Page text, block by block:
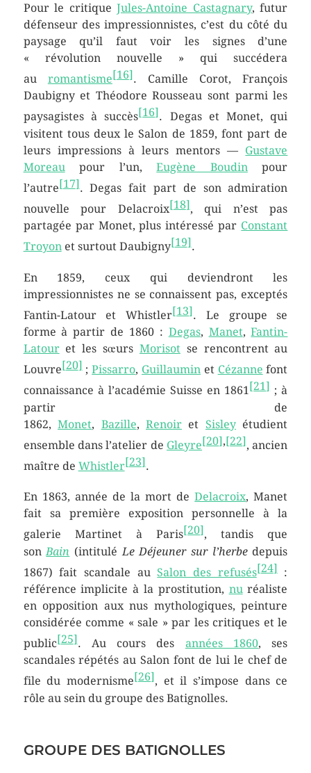
Pour le critiqueJules-Antoine Castagnary, futur
défenseur des impressionnistes, c’est du côté du
paysage qu’il faut voir les signes d’une
« révolution nouvelle » qui succédera
au romantisme[16]. Camille Corot, François
Daubigny et Théodore Rousseau sont parmi les
paysagistes à succès[16]. Degas et Monet, qui
visitent tous deux le Salon de 1859, font part de
leurs impressions à leurs mentors — Gustave
Moreau pour l’un,Eugène Boudin pour
l’autre[17]. Degas fait part de son admiration
nouvelle pour Delacroix[18], qui n’est pas
partagée par Monet, plus intéressé par Constant
Troyonet surtout Daubigny[19].
En 1859, ceux qui deviendront les
impressionnistes ne se connaissent pas, exceptés
Fantin-Latour et Whistler[13]. Le groupe se
forme à partir de 1860 : Degas, Manet,Fantin-
Latouret les sœurs Morisotse rencontrent au
Louvre[20];Pissarro, Guillaumin et Cézanne font
connaissance à l’académie Suisse en 1861 [21]; à
partir de
1862,Monet, Bazille, Renoir et Sisleyétudient
ensemble dans l’atelier de Gleyre[20],[22], ancien
maître de Whistler[23].
En 1863, année de la mort deDelacroix, Manet
fait sa première exposition personnelle à la
galerie Martinet à Paris[20] , tandis que
son Bain (intitulé Le Déjeuner sur l’herbedepuis
1867) fait scandale auSalon des refusés[24]:
référence implicite à la prostitution, nuréaliste
en opposition aux nus mythologiques, peinture
considérée comme « sale »par les critiques et le
public[25]. Au cours des années 1860, ses
scandales répétés au Salon font de lui le chef de
file du modernisme [26] , et il s’impose dans ce
rôle au sein du groupe des Batignolles.
GROUPE DES BATIGNOLLES